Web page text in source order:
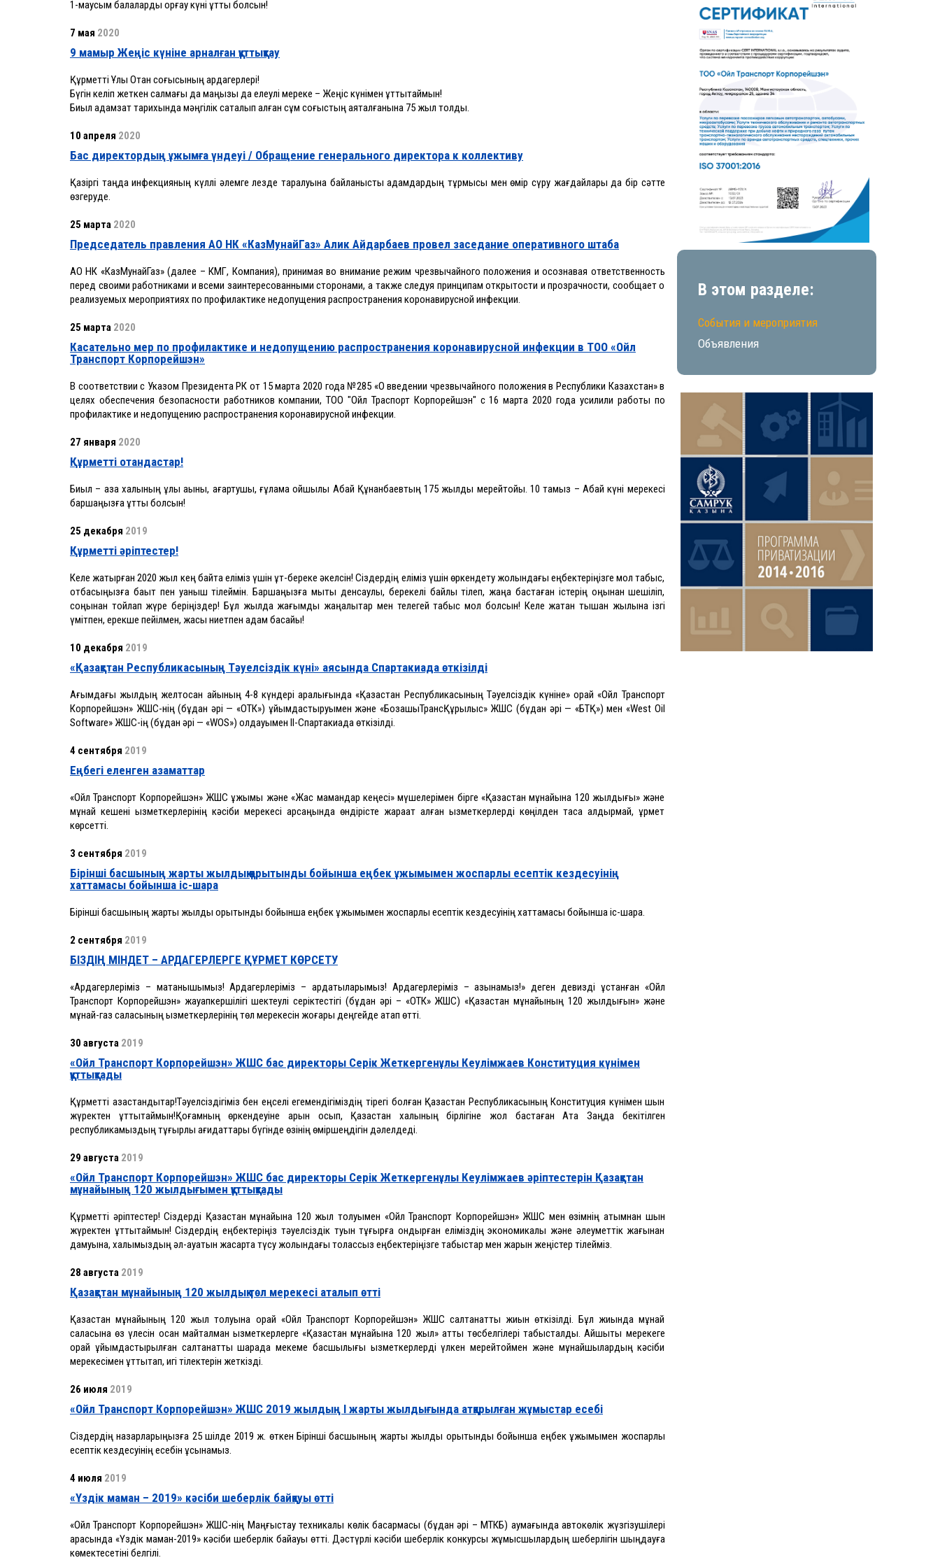
1-маусым балаларды қорғау күні құтты болсын!
7 мая 2020
9 мамыр Жеңіс күніне арналған құттықтау
Құрметті Ұлы Отан соғысының ардагерлері!
Бүгін келіп жеткен салмағы да маңызы да елеулі мереке – Жеңіс күнімен құттықтаймын!
Биыл адамзат тарихында мәңгілік сақталып қалған сұм соғыстың аяқталғанына 75 жыл толды.
10 апреля 2020
Бас директордың ұжымға үндеуі / Обращение генерального директора к коллективу
Қазіргі таңда инфекцияның күллі әлемге лезде таралуына байланысты адамдардың тұрмысы мен өмір сүру жағдайлары да бір сәтте
өзгеруде.
25 марта 2020
Председатель правления АО НК «КазМунайГаз» Алик Айдарбаев провел заседание оперативного штаба
АО НК «КазМунайГаз» (далее – КМГ, Компания), принимая во внимание режим чрезвычайного положения и осознавая ответственность
перед своими работниками и всеми заинтересованными сторонами, а также следуя принципам открытости и прозрачности, сообщает о
реализуемых мероприятиях по профилактике недопущения распространения коронавирусной инфекции.
25 марта 2020
Касательно мер по профилактике и недопущению распространения коронавирусной инфекции в ТОО «Ойл
Транспорт Корпорейшэн»
В соответствии с Указом Президента РК от 15 марта 2020 года №285 «О введении чрезвычайного положения в Республики Казахстан» в
целях обеспечения безопасности работников компании,ТОО "Ойл Траспорт Корпорейшэн" с 16 марта 2020 года усилили работы по
профилактике и недопущению распространения коронавирусной инфекции.
27 января 2020
Құрметті отандастар!
Биыл – қазақ халқының ұлы ақыны, ағартушы, ғұлама ойшылы Абай Құнанбаевтың 175 жылдық мерейтойы. 10 тамыз – Абай күні мерекесі
баршаңызға құтты болсын!
25 декабря 2019
Құрметті әріптестер!
Келе жатырған 2020 жыл кең байтақ еліміз үшін құт-береке әкелсін! Сіздердің еліміз үшін өркендету жолындағы еңбектеріңізге мол табыс,
отбасыңызға бақыт пен қуаныш тілеймін. Баршаңызға мықты денсаулық, берекелі байлық тілеп, жаңа бастаған істерің оңынан шешіліп,
соңынан тойлап жүре беріңіздер! Бұл жылда жағымды жаңалықтар мен телегей табыс мол болсын! Келе жатқан тышқан жылына ізгі
үмітпен, ерекше пейілмен, жақсы ниетпен қадам басайық!
10 декабря 2019
«Қазақстан Республикасының Тәуелсіздік күні» аясында Спартакиада өткізілді
Ағымдағы жылдың желтоқсан айының 4-8 күндері аралығында «Қазақстан Республикасының Тәуелсіздік күніне» орай «Ойл Транспорт
Корпорейшэн» ЖШС-нің (бұдан әрі — «ОТК») ұйымдастыруымен және «БозашыТрансҚұрылыс» ЖШС (бұдан әрі — «БТҚ») мен «West Oil
Software» ЖШС-ің (бұдан әрі — «WOS») қолдауымен ІІ-Спартакиада өткізілді.
4 сентября 2019
Еңбегі еленген азаматтар
«Ойл Транспорт Корпорейшэн» ЖШС ұжымы және «Жас мамандар кеңесі» мүшелерімен бірге «Қазақстан мұнайына 120 жылдығы» және
мұнай кешені қызметкерлерінің кәсіби мерекесі қарсаңында өндірісте жарақат алған қызметкерлерді көңілден таса қалдырмай, құрмет
көрсетті.
3 сентября 2019
Бірінші басшының жарты жылдық қорытынды бойынша еңбек ұжымымен жоспарлы есептік кездесуінің
хаттамасы бойынша іс-шара
Бірінші басшының жарты жылдық қорытынды бойынша еңбек ұжымымен жоспарлы есептік кездесуінің хаттамасы бойынша іс-шара.
2 сентября 2019
БІЗДІҢ МІНДЕТ – АРДАГЕРЛЕРГЕ ҚҰРМЕТ КӨРСЕТУ
«Ардагерлеріміз – мақтанышымыз! Ардагерлеріміз – ардақтыларымыз! Ардагерлеріміз – қазынамыз!» деген девизді ұстанған «Ойл
Транспорт Корпорейшэн» жауапкершілігі шектеулі серіктестігі (бұдан әрі – «ОТК» ЖШС) «Қазақстан мұнайының 120 жылдығын» және
мұнай-газ саласының қызметкерлерінің төл мерекесін жоғары деңгейде атап өтті.
30 августа 2019
«Ойл Транспорт Корпорейшэн» ЖШС бас директоры Серік Жеткергенұлы Кеулімжаев Конституция күнімен
құттықтады
Құрметті қазақстандықтар!Тәуелсіздігіміз бен еңселі егемендігіміздің тірегі болған Қазақстан Республикасының Конституция күнімен шын
жүректен құттықтаймын!Қоғамның өркендеуіне қарқын қосып, Қазақстан халқының бірлігіне жол бастаған Ата Заңда бекітілген
республикамыздың тұғырлы қағидаттары бүгінде өзінің өміршеңдігін дәлелдеді.
29 августа 2019
«Ойл Транспорт Корпорейшэн» ЖШС бас директоры Серік Жеткергенұлы Кеулімжаев әріптестерін Қазақстан
мұнайының 120 жылдығымен құттықтады
Құрметті әріптестер! Сіздерді Қазақстан мұнайына 120 жыл толуымен «Ойл Транспорт Корпорейшэн» ЖШС мен өзімнің атымнан шын
жүректен құттықтаймын! Сіздердің еңбектеріңіз тәуелсіздік туын тұғырға қондырған еліміздің экономикалық және әлеуметтік жағынан
дамуына, халқымыздың әл-ауқатын жақсарта түсу жолындағы толассыз еңбектеріңізге табыстар мен жарқын жеңістер тілейміз.
28 августа 2019
Қазақстан мұнайының 120 жылдық төл мерекесі аталып өтті
Қазақстан мұнайының 120 жыл толуына орай «Ойл Транспорт Корпорейшэн» ЖШС салтанатты жиын өткізілді. Бұл жиында мұнай
саласына өз үлесін қосқан майталман қызметкерлерге «Қазақстан мұнайына 120 жыл» атты төсбелгілері табысталды. Айшықты мерекеге
орай ұйымдастырылған салтанатты шарада мекеме басшылығы қызметкерлерді үлкен мерейтоймен және мұнайшылардың кәсіби
мерекесімен құттықтап, игі тілектерін жеткізді.
26 июля 2019
«Ойл Транспорт Корпорейшэн» ЖШС 2019 жылдың І жарты жылдығында атқарылған жұмыстар есебі
Сіздердің назарларыңызға 25 шілде 2019 ж. өткен Бірінші басшының жарты жылдық қорытынды бойынша еңбек ұжымымен жоспарлы
есептік кездесуінің есебін ұсынамыз.
4 июля 2019
«Үздік маман – 2019» кәсіби шеберлік байқауы өтті
«Ойл Транспорт Корпорейшэн» ЖШС-нің Маңғыстау техникалық көлік басқармасы (бұдан әрі – МТКБ) аумағында автокөлік жүзгізушілері
арасында «Үздік маман-2019» кәсіби шеберлік байқауы өтті. Дәстүрлі кәсіби шеберлік конкурсы жұмысшылардың шеберлігін шыңдауға
көмектесетіні белгілі.
В этом разделе:
События и мероприятия
Объявления